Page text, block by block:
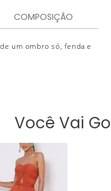
COMPOSIÇÃO
um ombro só, fenda e
Você Vai